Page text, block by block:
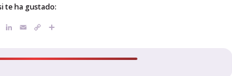
te ha gustado:
WhatsApp
LinkedIn
EmailCopy